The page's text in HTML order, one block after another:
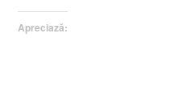
Apreciază: